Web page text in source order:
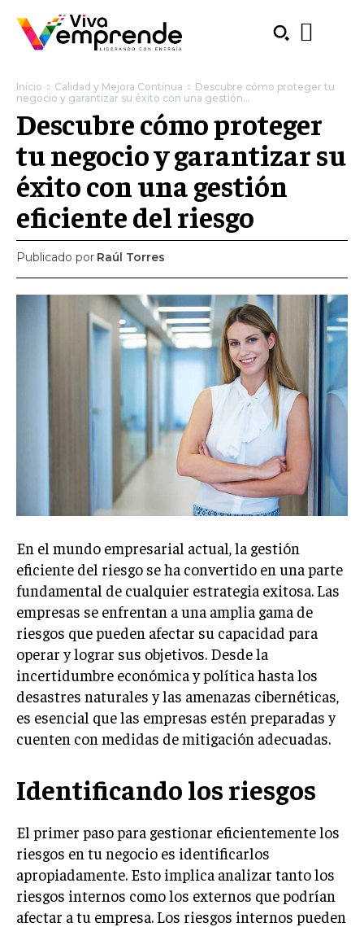
Welcome to Liberty Case
We have a curated list of the most noteworthy news from all
across the globe. With any subscription plan, you get access
exclusive articles that let you stay ahead of the curve.
LIFESTYLE PUBLIC OPINION
LIFESTYLE
MARKETING
ESTRATEGIAS DE MARKETING
AGENCIAS DE MARKETING
AGENCIAS DE POSICIONAMIENTO WEB SEO
VENTA DE ENLACES
MARKETING DIGITAL
Inicio Calidad y Mejora Continua
Descubre cómo proteger tu
negocio y garantizar su éxito con una gestión...
Descubre cómo proteger
tu negocio y garantizar su
éxito con una gestión
eficiente del riesgo
Publicado por Raúl Torres
En el mundo empresarial actual, la gestión
eficiente del riesgo se ha convertido en una parte
fundamental de cualquier estrategia exitosa. Las
empresas se enfrentan a una amplia gama de
riesgos que pueden afectar su capacidad para
operar y lograr sus objetivos. Desde la
incertidumbre económica y política hasta los
desastres naturales y las amenazas cibernéticas,
es esencial que las empresas estén preparadas y
cuenten con medidas de mitigación adecuadas.
Identificando los riesgos
El primer paso para gestionar eficientemente los
riesgos en tu negocio es identificarlos
apropiadamente. Esto implica analizar tanto los
riesgos internos como los externos que podrían
afectar a tu empresa. Los riesgos internos pueden